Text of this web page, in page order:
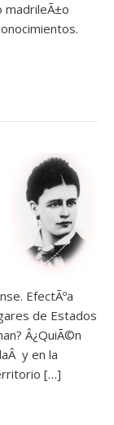
madrileÃ±o
EfectÃºa
de Estados
Â¿QuiÃ©n
y en la
[…]